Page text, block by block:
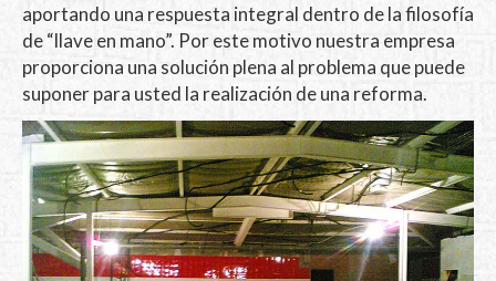
aportando una respuesta integral dentro de la filosofía
de “llave en mano”. Por este motivo nuestra empresa
proporciona una solución plena al problema que puede
suponer para usted la realización de una reforma.